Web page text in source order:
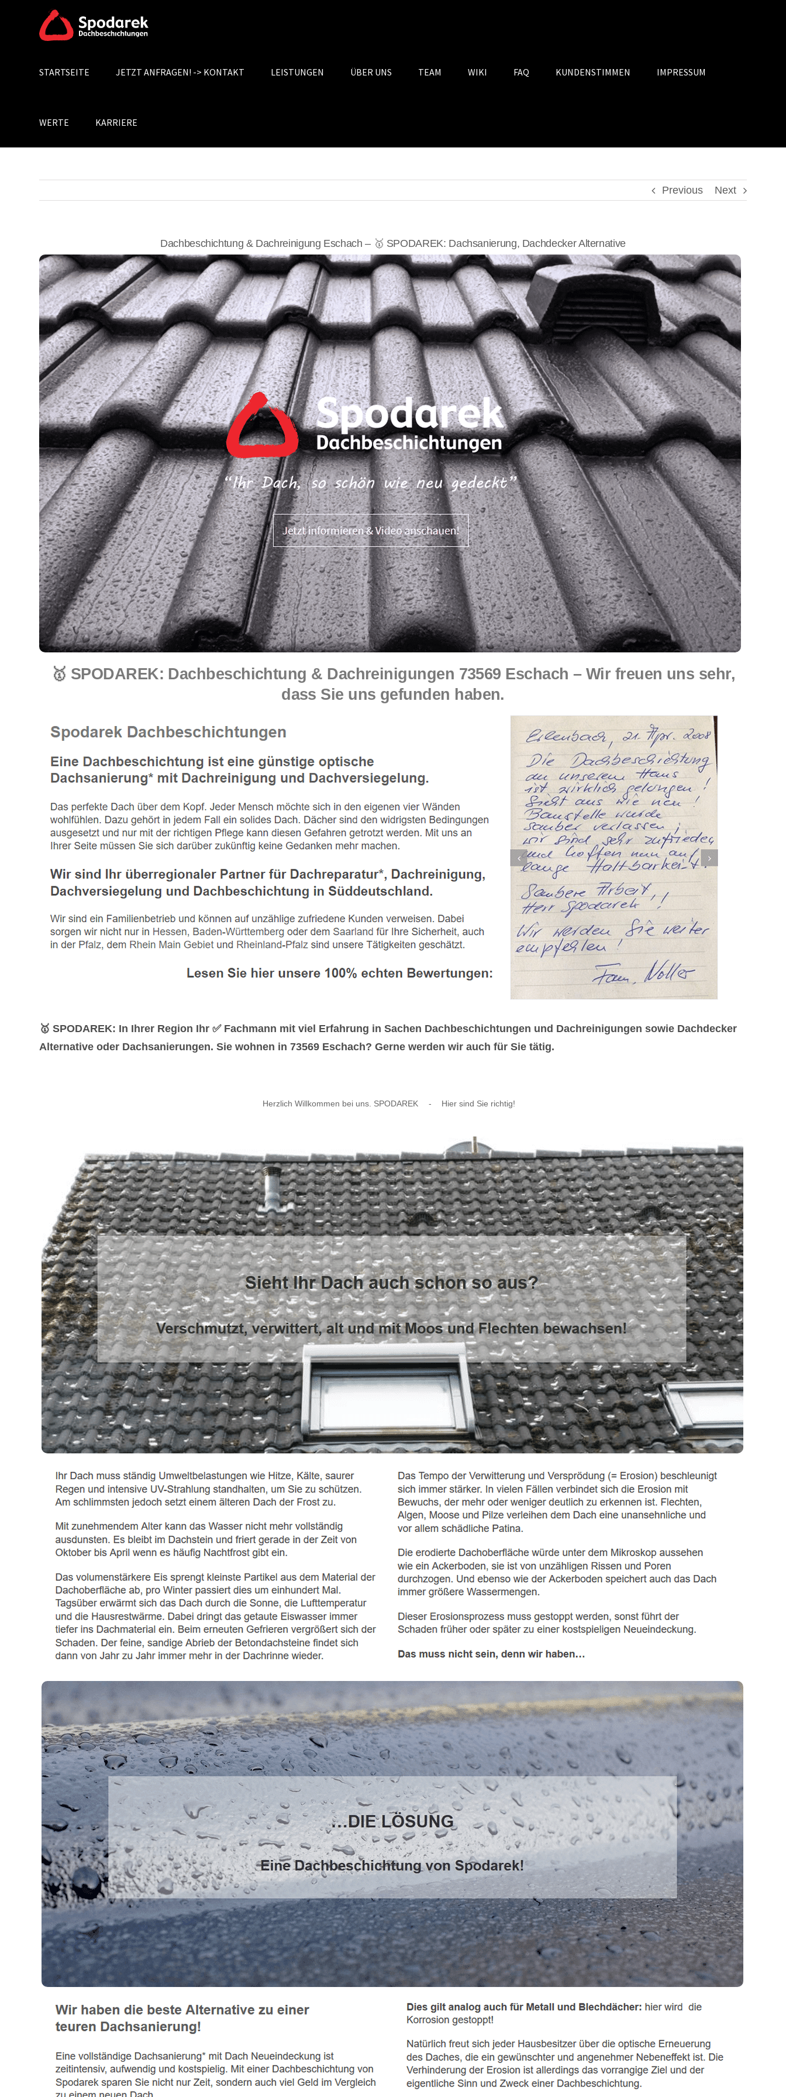
Search
STARTSEITE JETZT ANFRAGEN! -> KONTAKT LEISTUNGEN ÜBER UNS TEAM WIKI FAQ KUNDENSTIMMEN IMPRESSUM
WERTE KARRIERE
Previous Next
Dachbeschichtung & Dachreinigung Eschach – 🥇 SPODAREK: Dachsanierung, Dachdecker Alternative
🥇 SPODAREK: Dachbeschichtung & Dachreinigungen 73569 Eschach – Wir freuen uns sehr,
dass Sie uns gefunden haben.
🥇 SPODAREK: In Ihrer Region Ihr ✅ Fachmann mit viel Erfahrung in Sachen Dachbeschichtungen und Dachreinigungen sowie Dachdecker
Alternative oder Dachsanierungen. Sie wohnen in 73569 Eschach? Gerne werden wir auch für Sie tätig.
Herzlich Willkommen bei uns. SPODAREK - Hier sind Sie richtig!